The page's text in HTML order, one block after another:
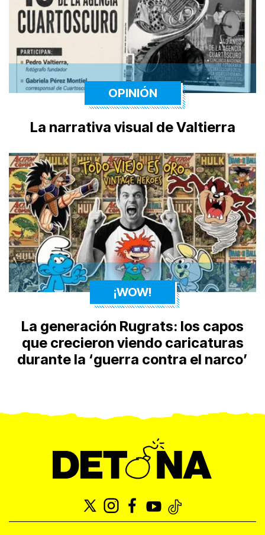
OPINIÓN
La narrativa visual de Valtierra
¡WOW!
La generación Rugrats: los capos
que crecieron viendo caricaturas
durante la ‘guerra contra el narco’